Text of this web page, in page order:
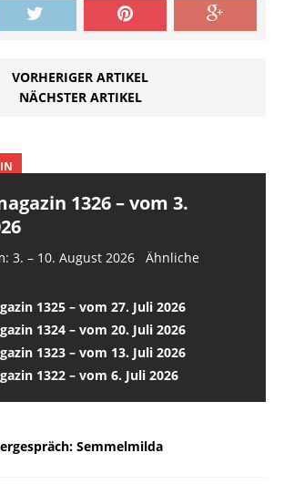
VORHERIGER ARTIKEL
NÄCHSTER ARTIKEL
1326 – vom 3.
3. – 10. August 2026 Ähnliche
1325 – vom 27. Juli 2026
1324 – vom 20. Juli 2026
1323 – vom 13. Juli 2026
1322 – vom 6. Juli 2026
Semmelmilda